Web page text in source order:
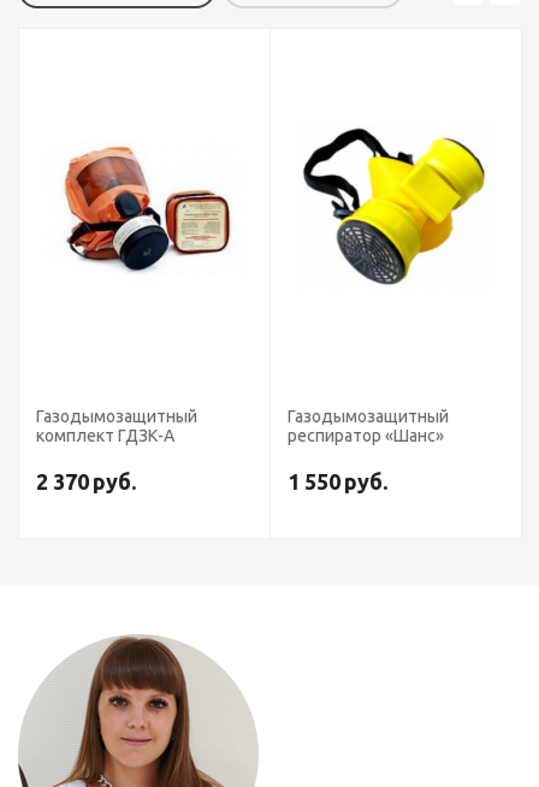
Газодымозащитный
комплект ГДЗК-А
2 370 руб.
Газодымозащитный
респиратор «Шанс»
1 550 руб.